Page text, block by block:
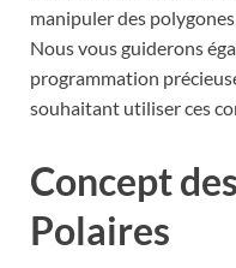
manipuler des
Nous vous guiderons
programmation
souhaitant utiliser ces
Concept
Polaires